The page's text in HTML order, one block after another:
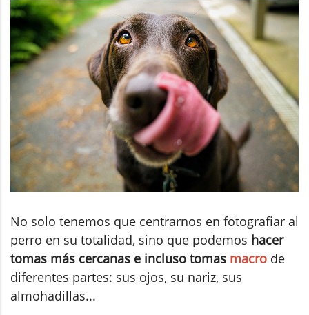
No solo tenemos que centrarnos en fotografiar al
perro en su totalidad, sino que podemos hacer
tomas más cercanas e incluso tomas macro de
diferentes partes: sus ojos, su nariz, sus
almohadillas...